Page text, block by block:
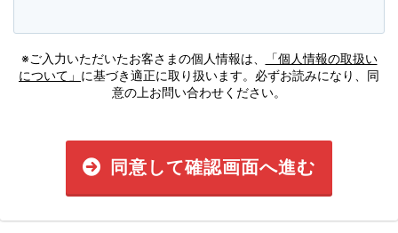
※ご入力いただいたお客さまの個人情報は、
「個人情報の取扱い
について」 に基づき適正に取り扱います。必ずお読みになり、同
意の上お問い合わせください。
同意して確認画面へ進む